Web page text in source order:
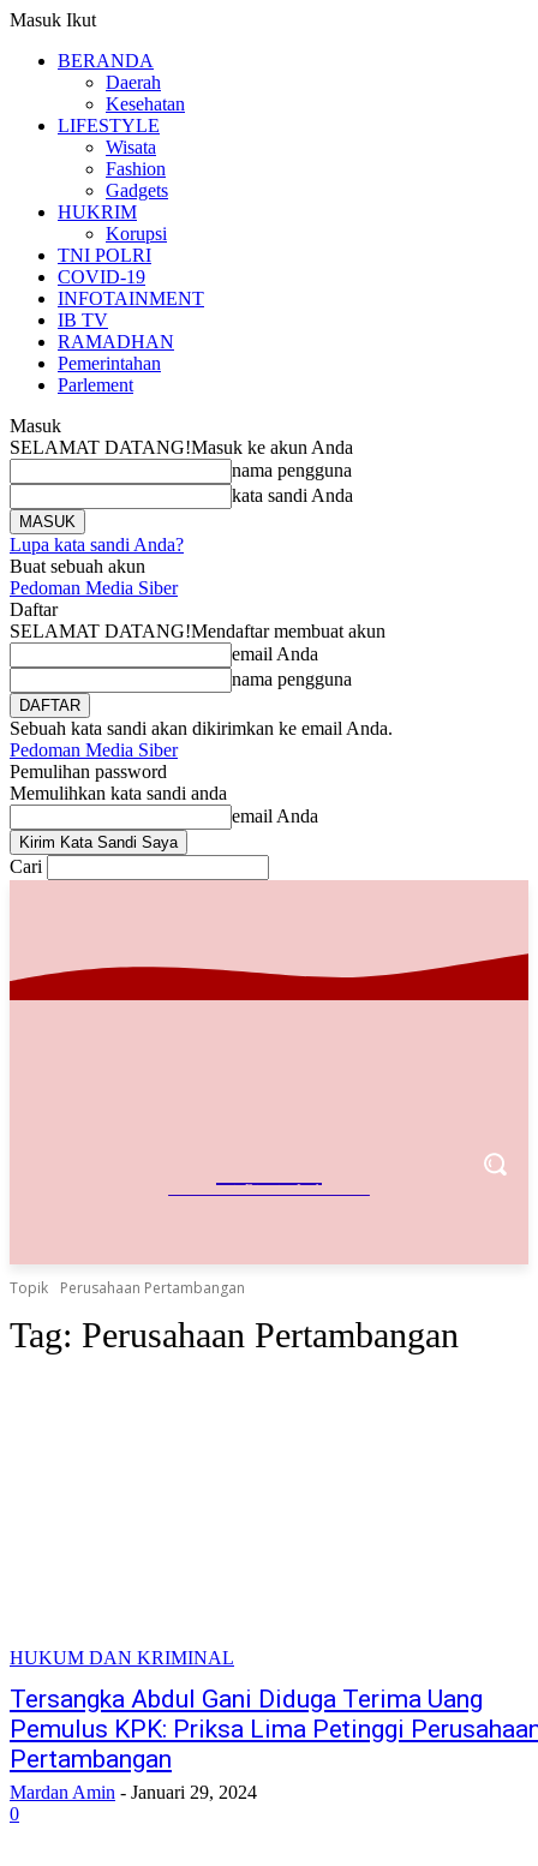
Masuk Ikut
BERANDA
Daerah
Kesehatan
LIFESTYLE
Wisata
Fashion
Gadgets
HUKRIM
Korupsi
TNI POLRI
COVID-19
INFOTAINMENT
IB TV
RAMADHAN
Pemerintahan
Parlement
Masuk
SELAMAT DATANG!Masuk ke akun Anda
nama pengguna
kata sandi Anda
Lupa kata sandi Anda?
Buat sebuah akun
Pedoman Media Siber
Daftar
SELAMAT DATANG!Mendaftar membuat akun
email Anda
nama pengguna
Sebuah kata sandi akan dikirimkan ke email Anda.
Pedoman Media Siber
Pemulihan password
Memulihkan kata sandi anda
email Anda
Cari
Referensi Bisnis Indonesia
Topik Perusahaan Pertambangan
Tag: Perusahaan Pertambangan
HUKUM DAN KRIMINAL
Tersangka Abdul Gani Diduga Terima Uang
Pemulus KPK: Priksa Lima Petinggi
Pertambangan
Mardan Amin - Januari 29, 2024
0